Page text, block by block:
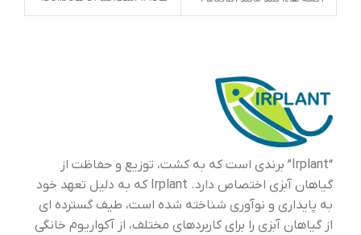
انواع آنوبیاس، می توان گیاه
فوق را هم در آکواریوم و هم در
تراریوم نگهداری کرد. همچنین
می توانید این گیاه را به صخره
ها و یا چوب در آکواریوم متصل
کرد. برای تکثیر این گیاه بخشی
از ریزوم را برش بدهید تا گیاه
دوباره رشد کند.
است.
“Irplant” برندی است که به کشت، توزیع و حفاظت از
گیاهان آبزی اختصاص دارد. Irplant که به دلیل تعهد خود
به پایداری و نوآوری شناخته شده است، طیف گسترده ای
از گیاهان آبزی را برای کاربردهای مختلف، از آکواریوم خانگی